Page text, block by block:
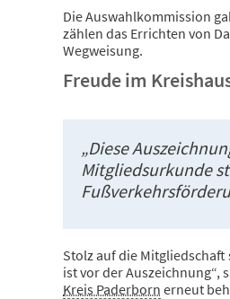
Die Auswahlkommission
zählen das Errichten von
Wegweisung.
Freude im
„Diese
Mitgliedsurkunde
Stolz auf die
ist vor der Auszeichnung“,
Kreis Paderborn erneut